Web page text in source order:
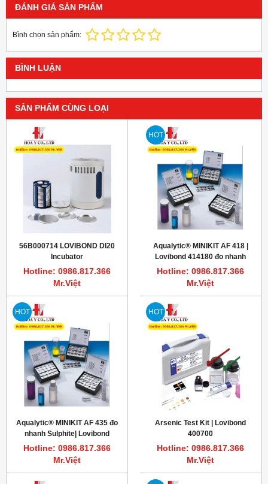
ĐÁNH GIÁ SẢN PHẨM
Bình chọn sản phẩm:
BÌNH LUẬN
SẢN PHẨM CÙNG LOẠI
56B000714 LOVIBOND DI20
Incubator
Hotline: 0986.817.366
Mr.Việt
HOT
Aqualytic® MINIKIT AF 418 |
Lovibond 414180 đo nhanh
cloride 10 - 5000 mg/L
Hotline: 0986.817.366
Mr.Việt
HOT
Aqualytic® MINIKIT AF 435 đo
nhanh Sulphite| Lovibond
414350
Hotline: 0986.817.366
Mr.Việt
HOT
Arsenic Test Kit | Lovibond
400700
Hotline: 0986.817.366
Mr.Việt